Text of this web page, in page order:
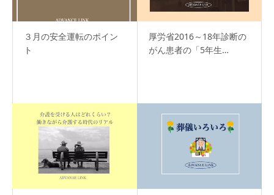
３月の安全運転のポイン
ト
厚労省2016～18年診断の
がん患者の「5年生…